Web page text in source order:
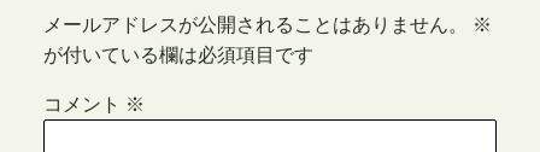
メールアドレスが公開されることはありません。
※
が付いている欄は必須項目です
コメント ※